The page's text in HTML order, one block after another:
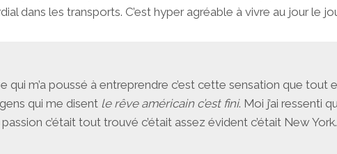
dans les transports. C’est hyper agréable à vivre au jour le
qui m’a poussé à entreprendre c’est cette sensation que tout
qui me disent le rêve américain c’est fini. Moi j’ai ressenti
c’était tout trouvé c’était assez évident c’était New York.